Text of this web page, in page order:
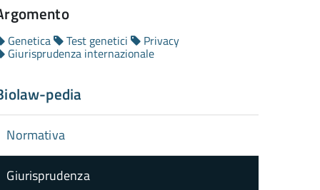
Genetica Test genetici Privacy
Giurisprudenza internazionale
pedia
Normativa
Giurisprudenza